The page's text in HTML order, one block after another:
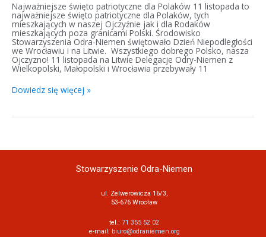
Najważniejsze święto patriotyczne dla Polaków 11 listopada to
najważniejsze święto patriotyczne dla Polaków, tych
mieszkających w naszej Ojczyźnie jak i dla Rodaków
mieszkających poza granicami Polski. Środowisko
Stowarzyszenia Odra-Niemen świętowało Dzień Niepodległości
we Wrocławiu i na Litwie. Wszystkiego dobrego Polsko, nasza
Ojczyzno! 11 listopada na Litwie Delegacje Odry-Niemen z
Wielkopolski, Małopolski i Wrocławia przebywały 11
Dowiedz się więcej »
Stowarzyszenie Odra-Niemen
ul. Zelwerowicza 16/3,
53-676 Wrocław
tel.: 71 355 52 02
e-mail: biuro@odraniemen.org